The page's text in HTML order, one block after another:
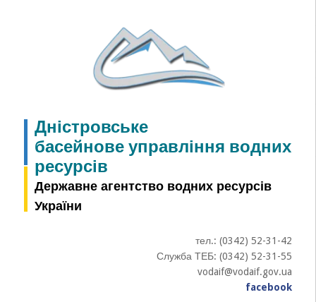
Дністровське
басейнове управління водних
ресурсів
Державне агентство водних ресурсів
України
тел.: (0342) 52-31-42
Служба ТЕБ: (0342) 52-31-55
vodaif@vodaif.gov.ua
facebook